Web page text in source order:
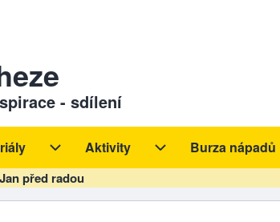
- sdílení
Pracovní materiály sub-navigation
Aktivity
Aktivity sub-navigation
Burza nápadů
před radou